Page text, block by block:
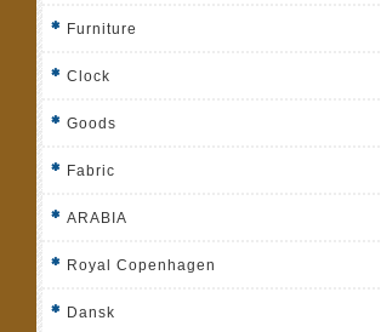
Furniture
Clock
Goods
Fabric
ARABIA
Royal Copenhagen
Dansk